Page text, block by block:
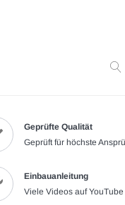
Geprüfte Qualität
Geprüft für höchste
Einbauanleitung
Viele Videos auf YouTube